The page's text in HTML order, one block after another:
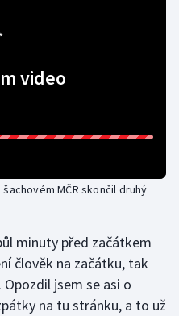
video
MČR skončil druhý
minuty před začátkem
člověk na začátku, tak
jsem se asi o
na tu stránku, a to už